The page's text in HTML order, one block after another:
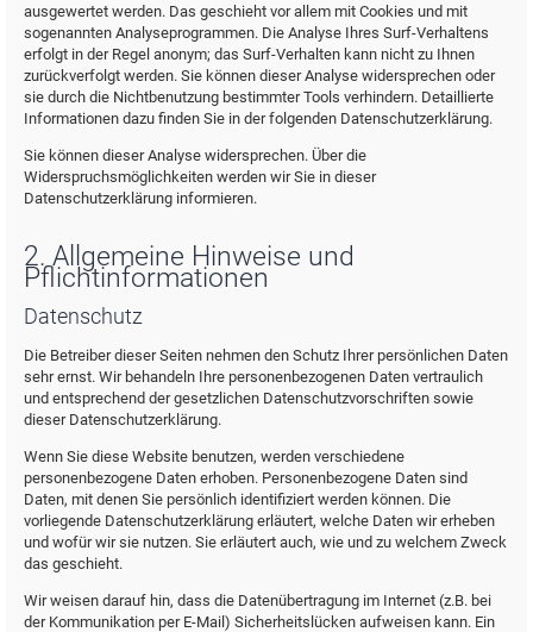
ausgewertet werden. Das geschieht vor allem mit Cookies und mit
sogenannten Analyseprogrammen. Die Analyse Ihres Surf-Verhaltens
erfolgt in der Regel anonym; das Surf-Verhalten kann nicht zu Ihnen
zurückverfolgt werden. Sie können dieser Analyse widersprechen oder
sie durch die Nichtbenutzung bestimmter Tools verhindern. Detaillierte
Informationen dazu finden Sie in der folgenden Datenschutzerklärung.
Sie können dieser Analyse widersprechen. Über die
Widerspruchsmöglichkeiten werden wir Sie in dieser
Datenschutzerklärung informieren.
2. Allgemeine Hinweise und
Pflichtinformationen
Datenschutz
Die Betreiber dieser Seiten nehmen den Schutz Ihrer persönlichen Daten
sehr ernst. Wir behandeln Ihre personenbezogenen Daten vertraulich
und entsprechend der gesetzlichen Datenschutzvorschriften sowie
dieser Datenschutzerklärung.
Wenn Sie diese Website benutzen, werden verschiedene
personenbezogene Daten erhoben. Personenbezogene Daten sind
Daten, mit denen Sie persönlich identifiziert werden können. Die
vorliegende Datenschutzerklärung erläutert, welche Daten wir erheben
und wofür wir sie nutzen. Sie erläutert auch, wie und zu welchem Zweck
das geschieht.
Wir weisen darauf hin, dass die Datenübertragung im Internet (z.B. bei
der Kommunikation per E-Mail) Sicherheitslücken aufweisen kann. Ein